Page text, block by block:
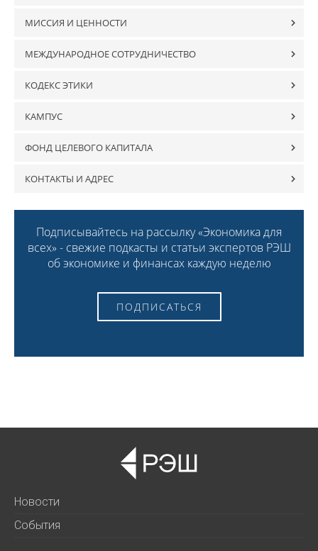
МИССИЯ И ЦЕННОСТИ
МЕЖДУНАРОДНОЕ СОТРУДНИЧЕСТВО
КОДЕКС ЭТИКИ
КАМПУС
ФОНД ЦЕЛЕВОГО КАПИТАЛА
КОНТАКТЫ И АДРЕС
Подписывайтесь на рассылку «Экономика для
всех» - свежие подкасты и статьи экспертов РЭШ
об экономике и финансах каждую неделю
ПОДПИСАТЬСЯ
Новости
События